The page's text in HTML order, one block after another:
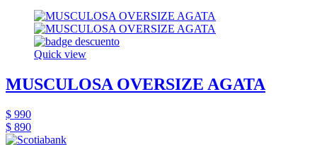
Quick view
MUSCULOSA OVERSIZE AGATA
$ 990
$ 890